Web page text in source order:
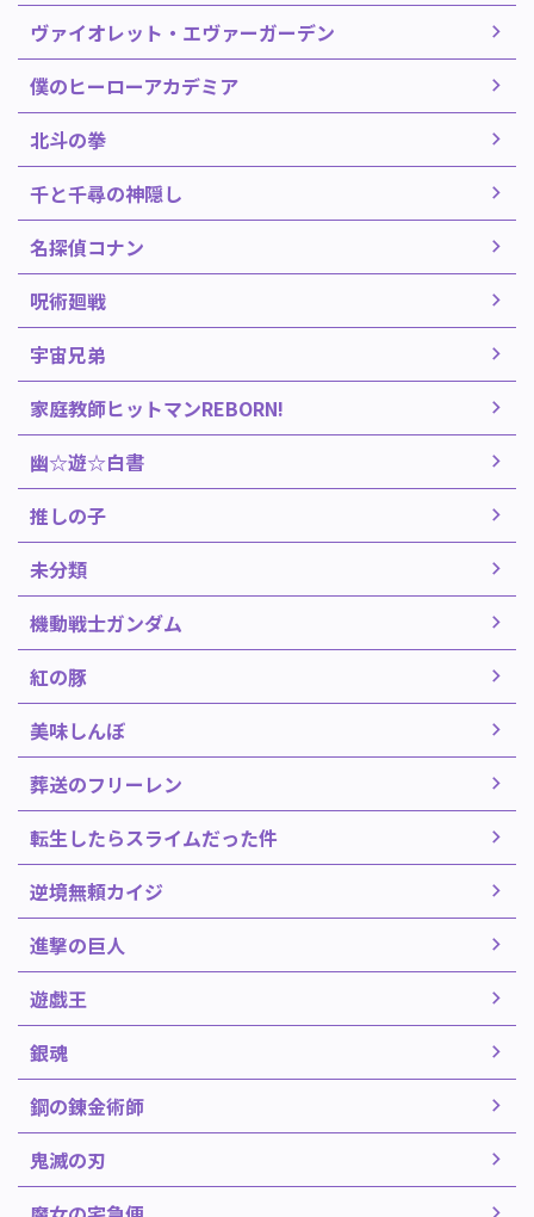
ヴァイオレット・エヴァーガーデン
僕のヒーローアカデミア
北斗の拳
千と千尋の神隠し
名探偵コナン
呪術廻戦
宇宙兄弟
家庭教師ヒットマンREBORN!
幽☆遊☆白書
推しの子
未分類
機動戦士ガンダム
紅の豚
美味しんぼ
葬送のフリーレン
転生したらスライムだった件
逆境無頼カイジ
進撃の巨人
遊戯王
銀魂
鋼の錬金術師
鬼滅の刃